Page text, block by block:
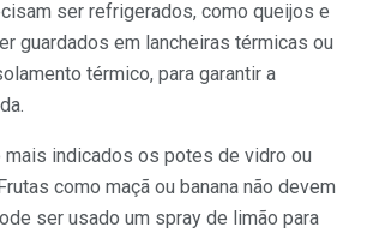
ser refrigerados, como queijos e
guardados em lancheiras térmicas ou
térmico, para garantir a
mais indicados os potes de vidro ou
como maçã ou banana não devem
ser usado um spray de limão para